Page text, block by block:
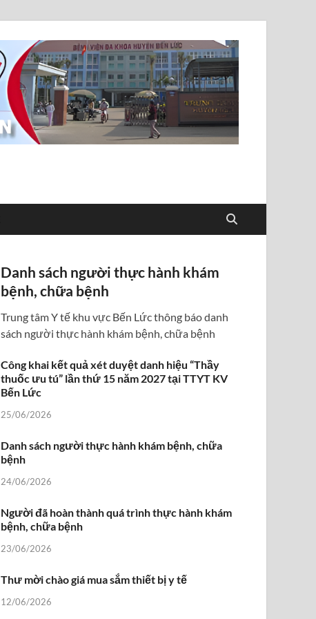
Danh sách người thực hành khám
bệnh, chữa bệnh
Trung tâm Y tế khu vực Bến Lức thông báo danh
sách người thực hành khám bệnh, chữa bệnh
Công khai kết quả xét duyệt danh hiệu “Thầy
thuốc ưu tú” lần thứ 15 năm 2027 tại TTYT KV
Bến Lức
25/06/2026
Danh sách người thực hành khám bệnh, chữa
bệnh
24/06/2026
Người đã hoàn thành quá trình thực hành khám
bệnh, chữa bệnh
23/06/2026
Thư mời chào giá mua sắm thiết bị y tế
12/06/2026